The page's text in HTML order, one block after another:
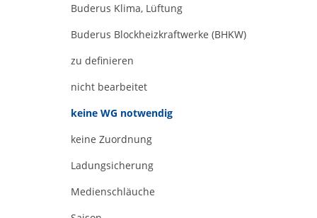
Buderus Klima, Lüftung
Buderus Blockheizkraftwerke (BHKW)
zu definieren
nicht bearbeitet
keine WG notwendig
keine Zuordnung
Ladungsicherung
Medienschläuche